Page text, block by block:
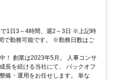
1日3～4時間、週2～3日 ※上記時
で勤務可能です。 ※勤務日数はご
！ 創業は2023年5月。 人事コンサ
長を続ける当社にて、 バックオフ
備・運用をお任せします。 単な